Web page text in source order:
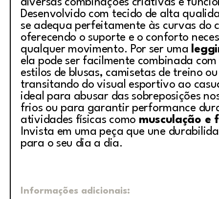
diversas combinações criativas e
Desenvolvido com tecido de alta
se adequa perfeitamente às curvas do
oferecendo o suporte e o conforto
qualquer movimento. Por ser uma
ela pode ser facilmente combinada
estilos de blusas, camisetas de treino
transitando do visual esportivo ao
ideal para abusar das sobreposições
frios ou para garantir performance
atividades físicas como musculação e
Invista em uma peça que une
para o seu dia a dia.
Informações adicionais: